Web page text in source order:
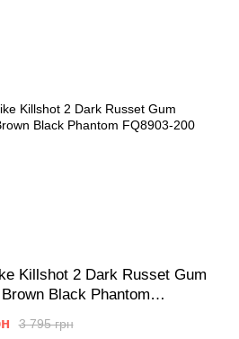
Killshot 2 Dark Russet Gum
Black Phantom
3 795 грн